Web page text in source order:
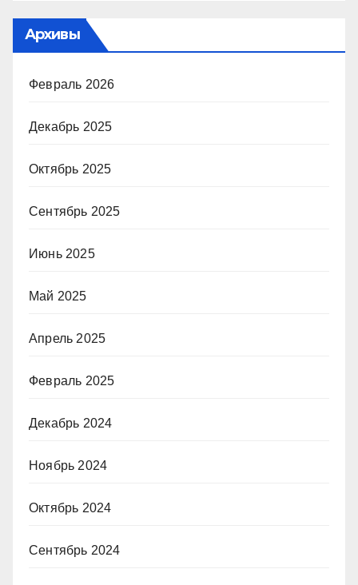
Архивы
Февраль 2026
Декабрь 2025
Октябрь 2025
Сентябрь 2025
Июнь 2025
Май 2025
Апрель 2025
Февраль 2025
Декабрь 2024
Ноябрь 2024
Октябрь 2024
Сентябрь 2024